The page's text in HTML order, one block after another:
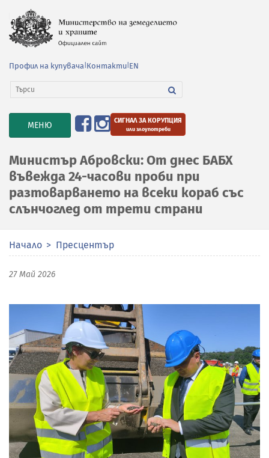
Профил на купувача Контакти EN
TOGGLE
NAVIGATION
МЕНЮ СИГНАЛ ЗА КОРУПЦИЯ
или злоупотреби
Министър Абровски: От днес БАБХ
въвежда 24-часови проби при
разтоварването на всеки кораб със
слънчоглед от трети страни
Начало Пресцентър
27 Май 2026